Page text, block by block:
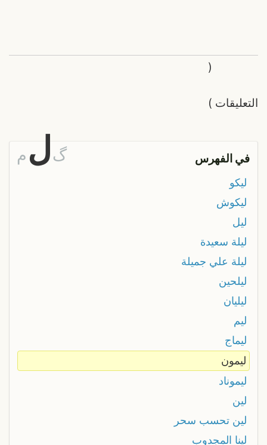
التعليقات
(
)
في الفهرس گل م
ليكو
ليكوش
ليل
ليلة سعيدة
ليلة علي جميلة
ليلحين
ليليان
ليم
ليماج
ليمون
ليموناد
لين
لين تحسب سحر
لينا المجدوب